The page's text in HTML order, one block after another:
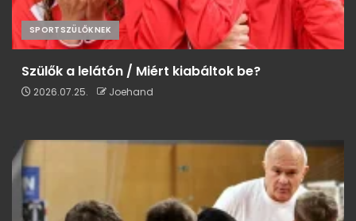
SPORTSZÜLŐKNEK
Szülők a lelátón / Miért kiabáltok be?
2026.07.25. Joehand